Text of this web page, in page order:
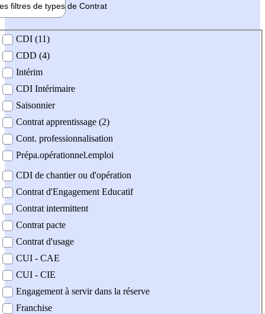
filtres de types de Contrat
contrat
CDI (11)
CDD (4)
Intérim
CDI Intérimaire
Saisonnier
Contrat apprentissage (2)
Cont. professionnalisation
Prépa.opérationnel.emploi
CDI de chantier ou d'opération
Contrat d'Engagement Educatif
Contrat intermittent
Contrat pacte
Contrat d'usage
CUI - CAE
CUI - CIE
Engagement à servir dans la réserve
Franchise